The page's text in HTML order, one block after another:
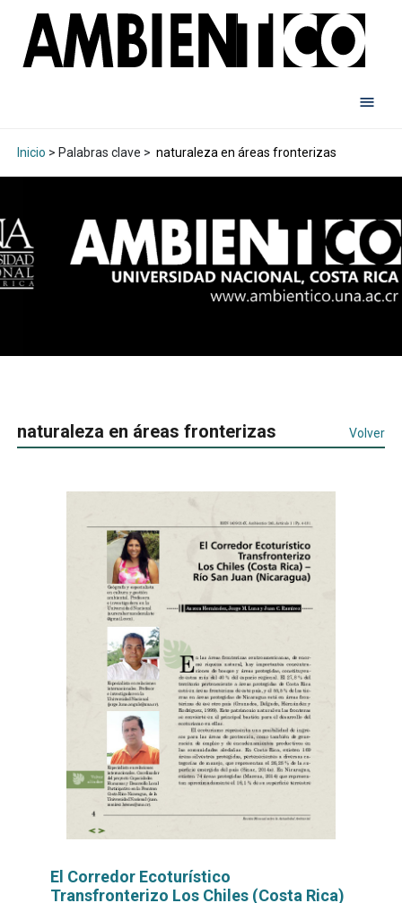
Inicio > Palabras clave > naturaleza en áreas fronterizas
naturaleza en áreas fronterizas Volver
El Corredor Ecoturístico
Transfronterizo Los Chiles (Costa Rica)